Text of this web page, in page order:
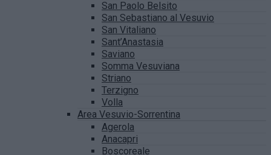
San Paolo Belsito
San Sebastiano al Vesuvio
San Vitaliano
Sant’Anastasia
Saviano
Somma Vesuviana
Striano
Terzigno
Volla
Area Vesuvio-Sorrentina
Agerola
Anacapri
Boscoreale